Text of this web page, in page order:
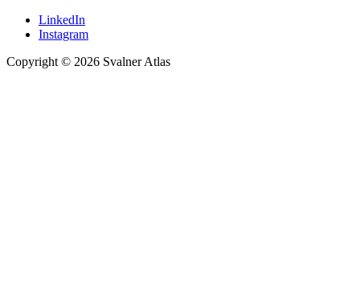
LinkedIn
Instagram
Copyright © 2026 Svalner Atlas